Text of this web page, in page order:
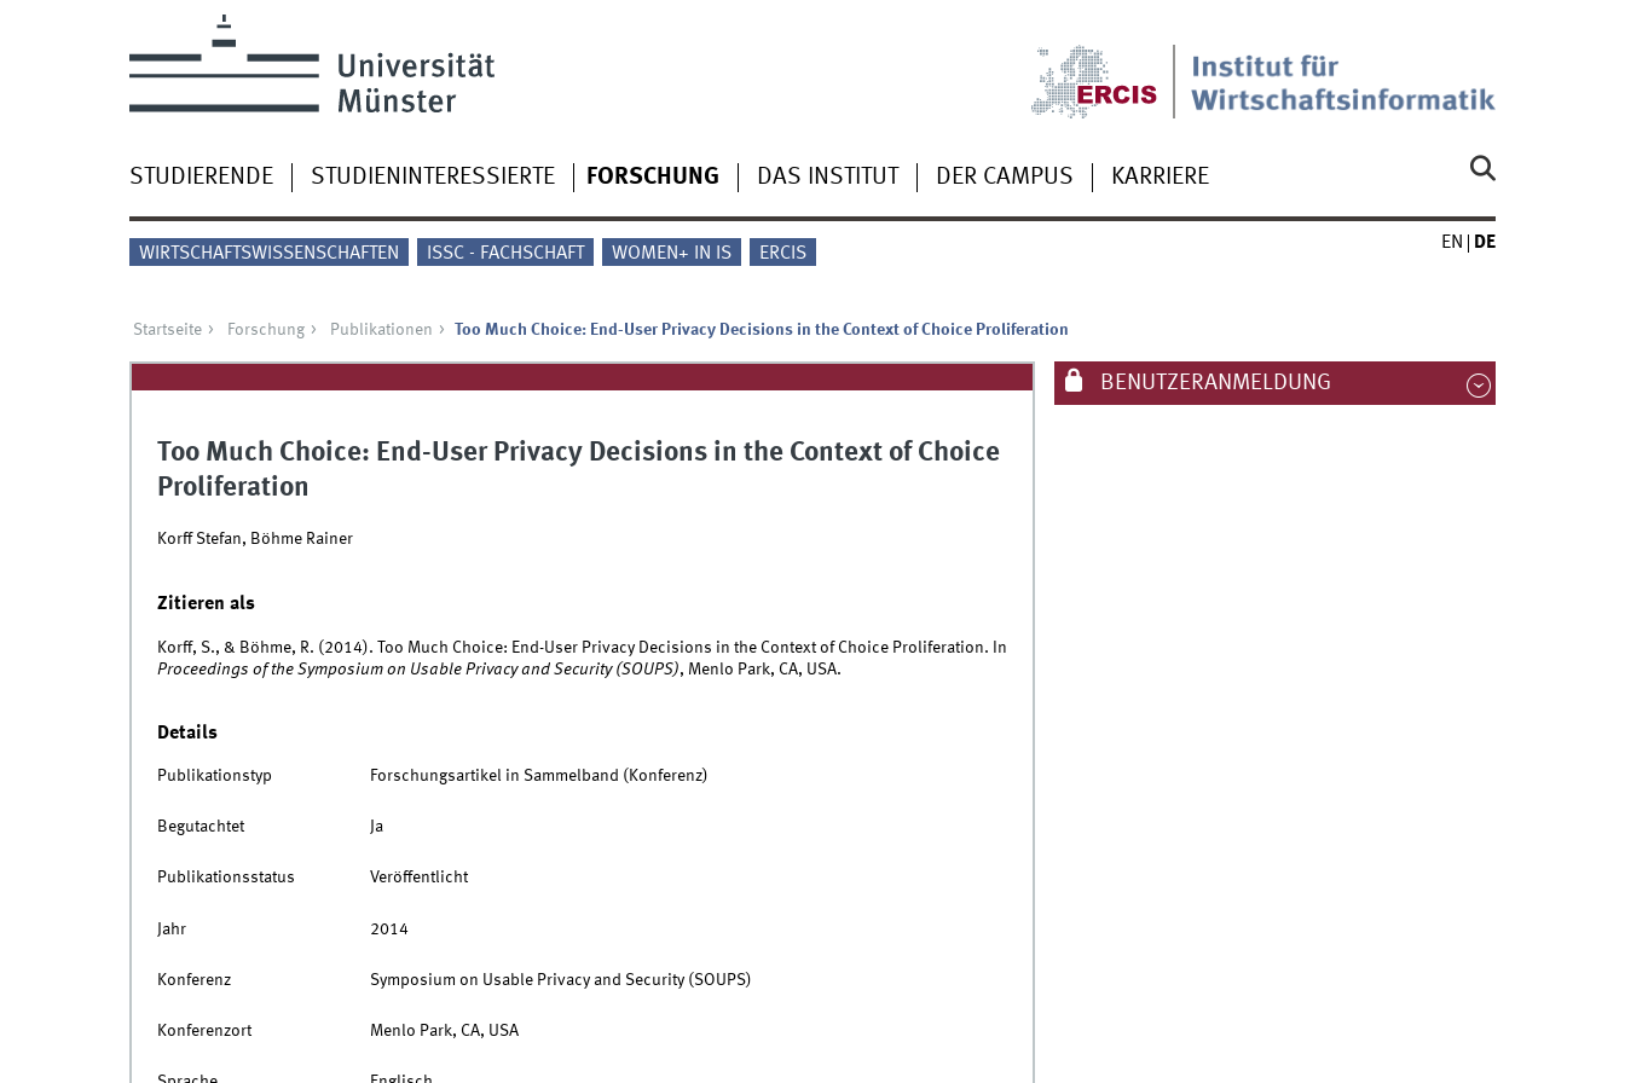
STUDIERENDE STUDIENINTERESSIERTE FORSCHUNG DAS INSTITUT DER CAMPUS KARRIERE
WIRTSCHAFTSWISSENSCHAFTEN ISSC - FACHSCHAFT WOMEN+ IN IS ERCIS
EN DE
Startseite Forschung Publikationen Too Much Choice: End-User Privacy Decisions in the Context of Choice Proliferation
Too Much Choice: End-User Privacy Decisions in the Context of Choice
Proliferation
Korff Stefan, Böhme Rainer
Zitieren als
Korff, S., & Böhme, R. (2014). Too Much Choice: End-User Privacy Decisions in the Context of Choice Proliferation. In
Proceedings of the Symposium on Usable Privacy and Security (SOUPS), Menlo Park, CA, USA.
Details
Publikationstyp Forschungsartikel in Sammelband (Konferenz)
Begutachtet Ja
Publikationsstatus Veröffentlicht
Jahr 2014
Konferenz Symposium on Usable Privacy and Security (SOUPS)
Konferenzort Menlo Park, CA, USA
BENUTZERANMELDUNG